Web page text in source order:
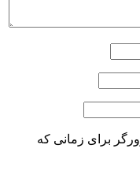
برای زمانی که